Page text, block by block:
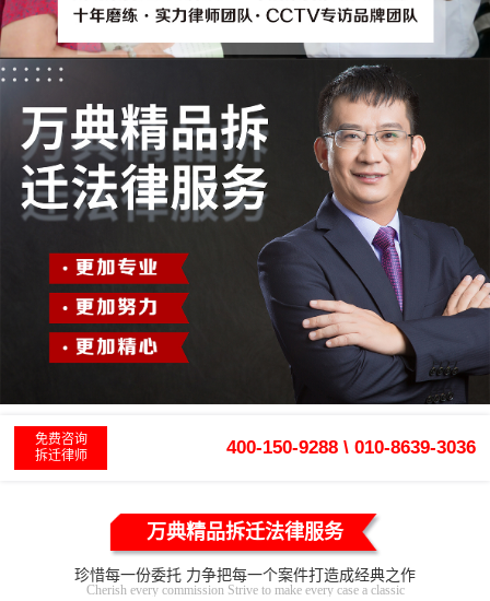
免费咨询
拆迁律师
400-150-9288 \ 010-8639-3036
万典精品拆迁法律服务
珍惜每一份委托 力争把每一个案件打造成经典之作
Cherish every commission Strive to make every case a classic